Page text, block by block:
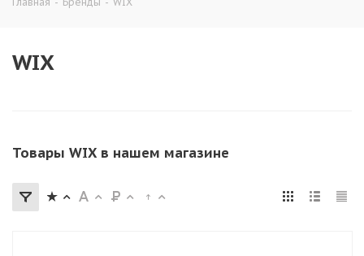
WIX
Товары WIX в нашем магазине